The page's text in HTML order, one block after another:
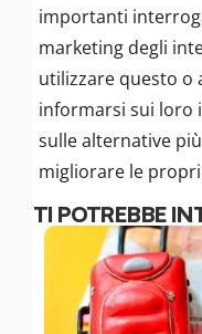
importanti
marketing degli
utilizzare questo
informarsi sui loro
sulle alternative
migliorare le
TI POTREBBE